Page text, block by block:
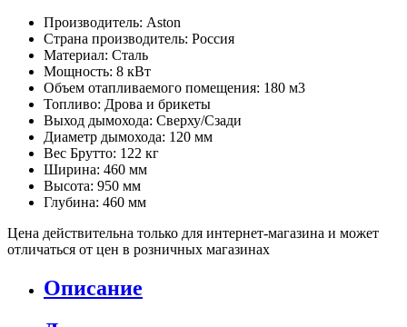
Производитель: Aston
Страна производитель: Россия
Материал: Сталь
Мощность: 8 кВт
Объем отапливаемого помещения: 180 м3
Топливо: Дрова и брикеты
Выход дымохода: Сверху/Сзади
Диаметр дымохода: 120 мм
Вес Брутто: 122 кг
Ширина: 460 мм
Высота: 950 мм
Глубина: 460 мм
Цена действительна только для интернет-магазина и может
отличаться от цен в розничных магазинах
Описание